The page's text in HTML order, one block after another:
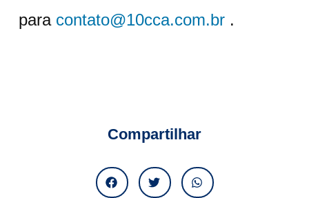
para contato@10cca.com.br .
Compartilhar